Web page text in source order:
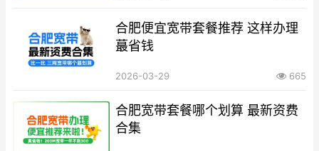
合肥便宜宽带套餐推荐 这样办理
蕞省钱
2026-03-29 665
合肥宽带套餐哪个划算 最新资费
合集